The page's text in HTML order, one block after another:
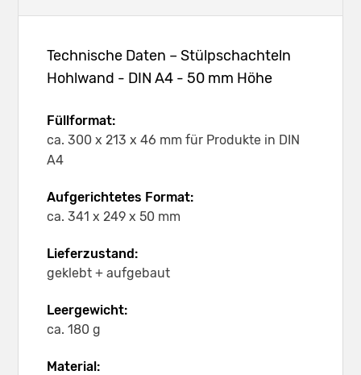
Technische Daten – Stülpschachteln
Hohlwand - DIN A4 - 50 mm Höhe
Füllformat:
ca. 300 x 213 x 46 mm für Produkte in DIN
A4
Aufgerichtetes Format:
ca. 341 x 249 x 50 mm
Lieferzustand:
geklebt + aufgebaut
Leergewicht:
ca. 180 g
Material: